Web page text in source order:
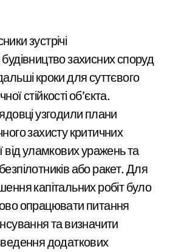
зустрічі
захисних споруд
кроки для суттєвого
стійкості об’єкта.
узгодили плани
захисту критичних
від уламкових уражень та
або ракет. Для
капітальних робіт було
опрацювати питання
та визначити
додаткових